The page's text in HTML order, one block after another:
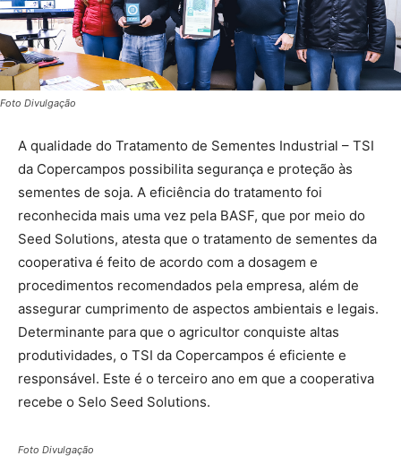
Foto Divulgação
A qualidade do Tratamento de Sementes Industrial – TSI
da Copercampos possibilita segurança e proteção às
sementes de soja. A eficiência do tratamento foi
reconhecida mais uma vez pela BASF, que por meio do
Seed Solutions, atesta que o tratamento de sementes da
cooperativa é feito de acordo com a dosagem e
procedimentos recomendados pela empresa, além de
assegurar cumprimento de aspectos ambientais e legais.
Determinante para que o agricultor conquiste altas
produtividades, o TSI da Copercampos é eficiente e
responsável. Este é o terceiro ano em que a cooperativa
recebe o Selo Seed Solutions.
Foto Divulgação